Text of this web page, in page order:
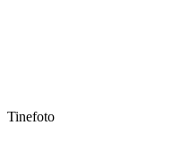
Tinefoto